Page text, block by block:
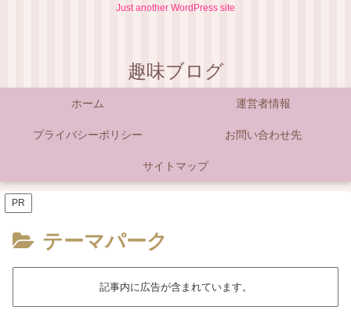
Just another WordPress site
趣味ブログ
ホーム 運営者情報
プライバシーポリシー お問い合わせ先
サイトマップ
PR
テーマパーク
記事内に広告が含まれています。